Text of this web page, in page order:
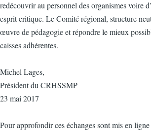
redécouvrir au personnel des organismes voire
esprit critique. Le Comité régional, structure
œuvre de pédagogie et répondre le mieux
caisses adhérentes.
Michel Lages,
Président du CRHSSMP
23 mai 2017
Pour approfondir ces échanges sont mis en ligne